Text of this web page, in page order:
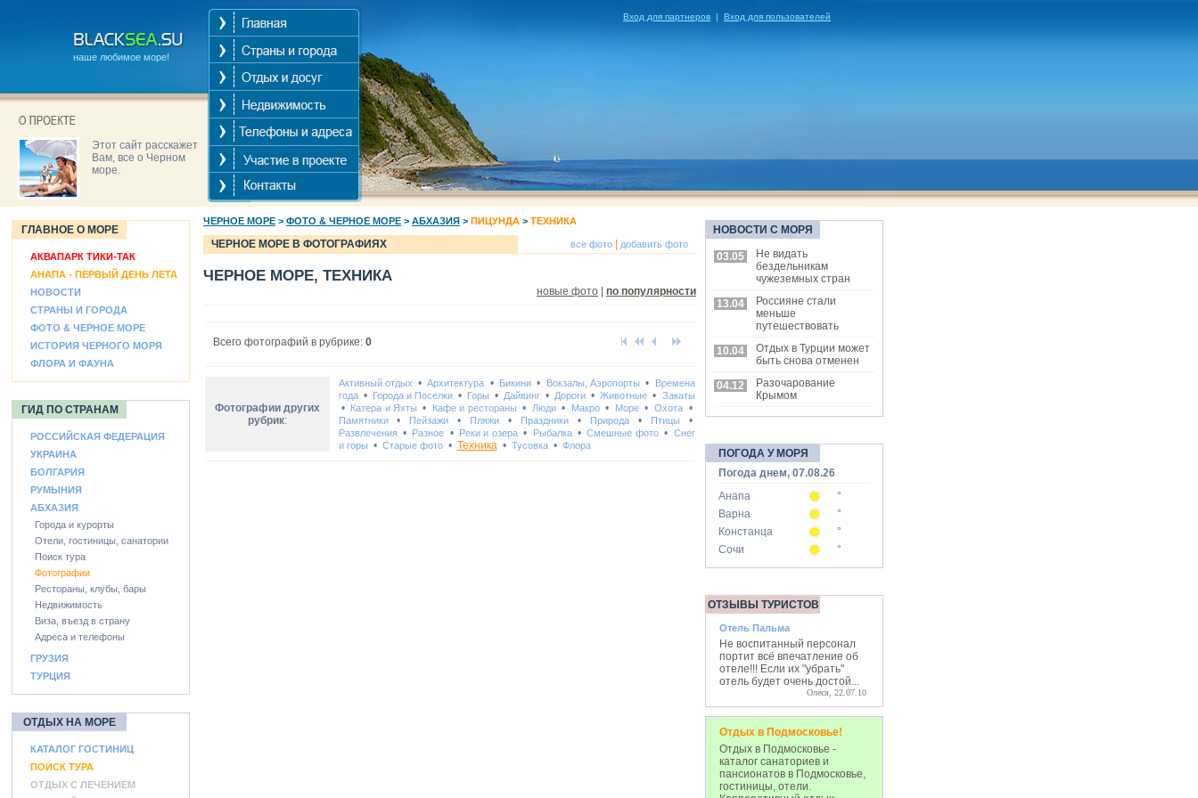
наше любимое море!
Этот сайт расскажет
Вам, все о Черном
море.
Вход для партнеров | Вход для пользователей
ГЛАВНОЕ О МОРЕ
АКВАПАРК ТИКИ-ТАК
АНАПА - ПЕРВЫЙ ДЕНЬ ЛЕТА
НОВОСТИ
СТРАНЫ И ГОРОДА
ФОТО & ЧЕРНОЕ МОРЕ
ИСТОРИЯ ЧЕРНОГО МОРЯ
ФЛОРА И ФАУНА
ГИД ПО СТРАНАМ
РОССИЙСКАЯ ФЕДЕРАЦИЯ
УКРАИНА
БОЛГАРИЯ
РУМЫНИЯ
АБХАЗИЯ
Города и курорты
Отели, гостиницы, санатории
Поиск тура
Фотографии
Рестораны, клубы, бары
Недвижимость
Виза, въезд в страну
Адреса и телефоны
ГРУЗИЯ
ТУРЦИЯ
ОТДЫХ НА МОРЕ
КАТАЛОГ ГОСТИНИЦ
ПОИСК ТУРА
ОТДЫХ С ЛЕЧЕНИЕМ
ЧЕРНОЕ МОРЕ > ФОТО & ЧЕРНОЕ МОРЕ > АБХАЗИЯ > ПИЦУНДА > ТЕХНИКА
ЧЕРНОЕ МОРЕ В ФОТОГРАФИЯХ все фото добавить фото
ЧЕРНОЕ МОРЕ, ТЕХНИКА
новые фото по популярности
Всего фотографий в рубрике: 0
Фотографии других
рубрик:
Активный отдых •Архитектура • Бикини • Вокзалы, Аэропорты •
Времена
года• Города и Поселки• Горы •Дайвинг •Дороги •Животные • Закаты
• Катера и Яхты • Кафе и рестораны • Люди• Макро• Море• Охота •
Памятники• Пейзажи • Пляжи • Праздники• Природа• Птицы •
Развлечения• Разное • Реки и озера• Рыбалка•Смешные фото• Снег
и горы • Старые фото• Техника• Тусовка• Флора
НОВОСТИ С МОРЯ
03.05
Не видать
бездельникам
чужеземных стран
13.04
Россияне стали
меньше
путешествовать
10.04
Отдых в Турции может
быть снова отменен
04.12
Разочарование
Крымом
ПОГОДА У МОРЯ
Погода днем, 07.08.26
Анапа
°
Варна
°
Констанца
°
Сочи
°
ОТЗЫВЫ ТУРИСТОВ
Отель Пальма
Не воспитанный персонал
портит всё впечатление об
отеле!!! Если их "убрать"
отель будет очень достой...
Олеся, 22.07.10
Отдых в Подмосковье!
Отдых в Подмосковье -
каталог санаториев и
пансионатов в Подмосковье,
гостиницы, отели.